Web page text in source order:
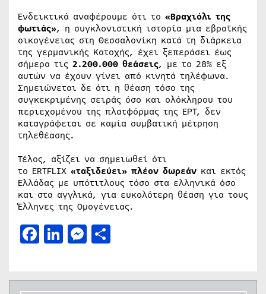
Ενδεικτικά αναφέρουμε ότι το «Βραχιόλι της
φωτιάς», η συγκλονιστική ιστορία μια εβραϊκής
οικογένειας στη Θεσσαλονίκη κατά τη διάρκεια
της γερμανικής Κατοχής, έχει ξεπεράσει έως
σήμερα τις 2.200.000 θεάσεις, με το 28% εξ
αυτών να έχουν γίνει από κινητά τηλέφωνα.
Σημειώνεται δε ότι η θέαση τόσο της
συγκεκριμένης σειράς όσο και ολόκληρου του
περιεχομένου της πλατφόρμας της ΕΡΤ, δεν
καταγράφεται σε καμία συμβατική μέτρηση
τηλεθέασης.
Τέλος, αξίζει να σημειωθεί ότι
το ERTFLIX «ταξιδεύει» πλέον δωρεάν και εκτός
Ελλάδας με υπότιτλους τόσο στα ελληνικά όσο
και στα αγγλικά, για ευκολότερη θέαση για τους
Έλληνες της Ομογένειας.
Facebook
LinkedIn
Messenger